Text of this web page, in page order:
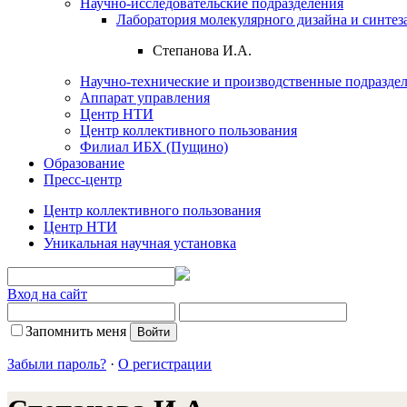
Лаборатория молекулярного дизайна и
Степанова И.А.
Научно-технические и производственные
Аппарат управления
Центр НТИ
Центр коллективного пользования
Филиал ИБХ (Пущино)
Образование
Пресс-центр
Центр коллективного пользования
Центр НТИ
Уникальная научная установка
Вход на сайт
Запомнить меня
Забыли пароль? · О регистрации